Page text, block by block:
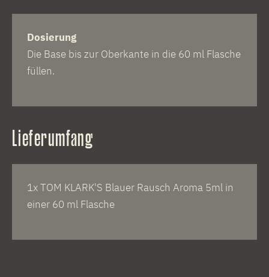
Dosierung
Die Base bis zur Oberkante in die 60 ml Flasche
füllen.
Lieferumfang
1x TOM KLARK'S Blauer Rausch Aroma 5ml in
einer 60 ml Flasche